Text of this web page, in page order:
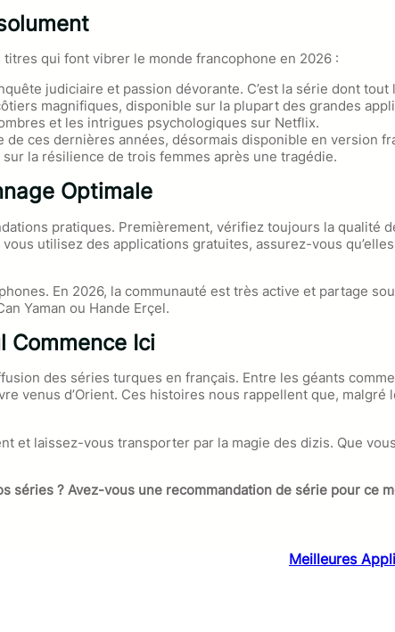
qui font vibrer le monde francophone en 2026 :
judiciaire et passion dévorante. C’est la série dont
magnifiques, disponible sur la plupart des grandes
et les intrigues psychologiques sur Netflix.
de ces dernières années, désormais disponible en version
la résilience de trois femmes après une tragédie.
Optimale
pratiques. Premièrement, vérifiez toujours la qualité
utilisez des applications gratuites, assurez-vous
En 2026, la communauté est très active et partage
Yaman ou Hande Erçel.
Commence Ici
des séries turques en français. Entre les géants comme
venus d’Orient. Ces histoires nous rappellent que,
et laissez-vous transporter par la magie des dizis. Que
séries ? Avez-vous une recommandation de série pour ce
Meilleures